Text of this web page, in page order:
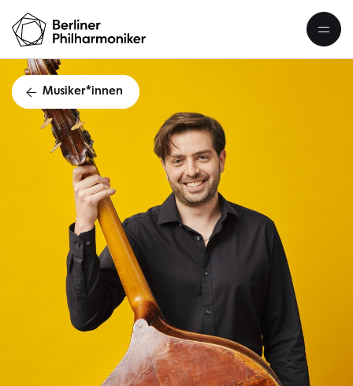
Musiker*innen
Piotr Zimnik